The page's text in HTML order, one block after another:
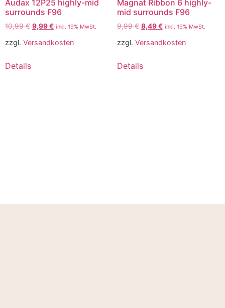
Audax 12P25 highly-mid
surrounds F96
10,99€ 9,99€ inkl. 19% MwSt.
zzgl. Versandkosten
Details
Magnat Ribbon 6 highly-
mid surrounds F96
9,99€ 8,49€ inkl. 19% MwSt.
zzgl. Versandkosten
Details